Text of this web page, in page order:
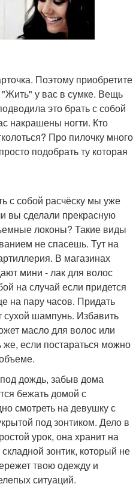
Поэтому приобретите
"Жить" у вас в сумке. Вещь
это брать с собой
накрашены ногти. Кто
Про пилочку много
подобрать ту которая
с собой расчёску мы уже
вы сделали прекрасную
локоны? Такие виды
не спасешь. Тут на
В магазинах
мини - лак для волос
на случай если придется
на пару часов. Придать
сухой шампунь. Избавить
масло для волос или
если постараться можно
дождь, забыв дома
бежать домой с
смотреть на девушку с
под зонтиком. Дело в
урок, она хранит на
зонтик, который не
твою одежду и
ситуаций.